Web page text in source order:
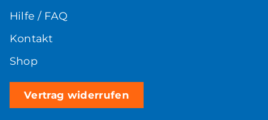
Hilfe / FAQ
Kontakt
Shop
Vertrag widerrufen